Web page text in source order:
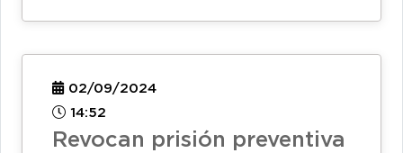
02/09/2024
14:52
Revocan prisión preventiva